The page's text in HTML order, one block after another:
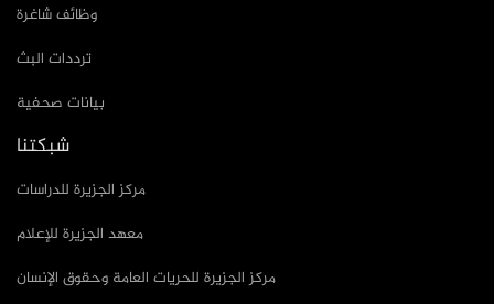
وظائف شاغرة
ترددات البث
بيانات صحفية
شبكتنا
مركز الجزيرة للدراسات
معهد الجزيرة للإعلام
مركز الجزيرة للحريات العامة وحقوق الإنسان